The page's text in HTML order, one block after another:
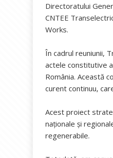
Directoratului
CNTEE
Works.
În cadrul reuniunii,
actele constitutive
România. Această
curent continuu,
Acest proiect
naționale și
regenerabile.